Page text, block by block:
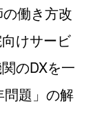
働き方改
けサービ
のDXを一
題」の解